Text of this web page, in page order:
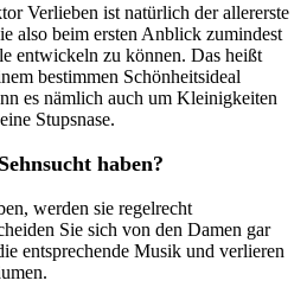
Verlieben ist natürlich der allererste
also beim ersten Anblick zumindest
entwickeln zu können. Das heißt
bestimmen Schönheitsideal
es nämlich auch um Kleinigkeiten
Stupsnase.
haben?
werden sie regelrecht
Sie sich von den Damen gar
entsprechende Musik und verlieren